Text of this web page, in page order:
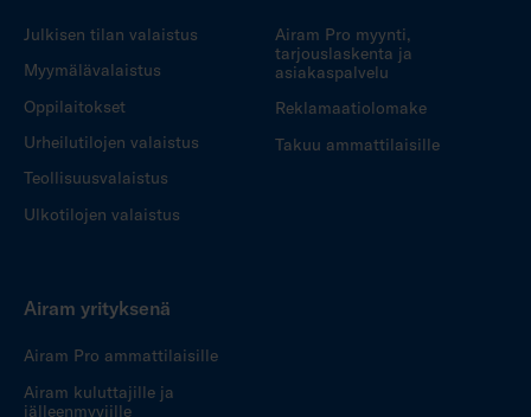
Julkisen tilan valaistus
Myymälävalaistus
Oppilaitokset
Urheilutilojen valaistus
Teollisuusvalaistus
Ulkotilojen valaistus
Airam Pro myynti,
tarjouslaskenta ja
asiakaspalvelu
Reklamaatiolomake
Takuu ammattilaisille
Airam yrityksenä
Airam Pro ammattilaisille
Airam kuluttajille ja
jälleenmyyjille